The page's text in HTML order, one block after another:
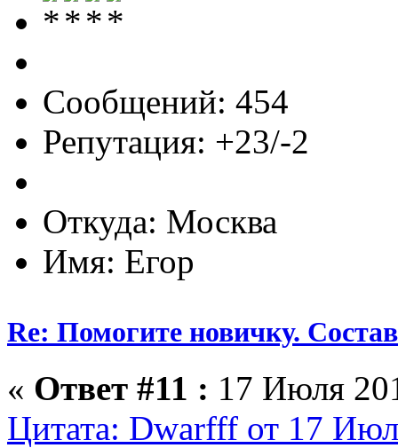
Сообщений: 454
Репутация: +23/-2
Откуда: Москва
Имя: Егор
Re: Помогите новичку.
« Ответ #11 : 17 Июля
Цитата: Dwarfff от 17